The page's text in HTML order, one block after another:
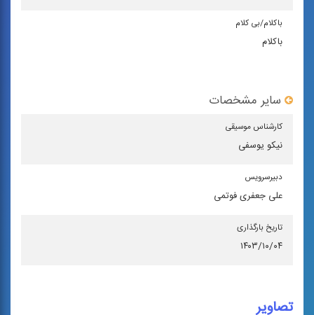
باكلام/بی كلام
باکلام
سایر مشخصات
كارشناس موسیقی
نیکو یوسفی
دبیرسرویس
علی جعفری فوتمی
تاریخ بارگذاری
۱۴۰۳/۱۰/۰۴
تصاویر